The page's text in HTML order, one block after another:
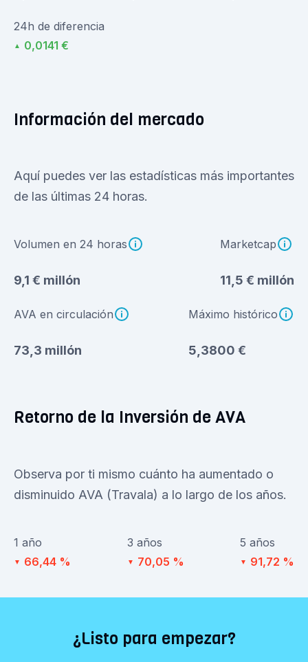
24h de diferencia
▲ 0,0141 €
Información del mercado
Aquí puedes ver las estadísticas más importantes
de las últimas 24 horas.
Volumen en 24 horas
9,1 € millón
Marketcap
11,5 € millón
AVA en circulación
73,3 millón
Máximo histórico
5,3800 €
Retorno de la Inversión de AVA
Observa por ti mismo cuánto ha aumentado o
disminuido AVA (Travala) a lo largo de los años.
1 año
▼ 66,44 %
3 años
▼ 70,05 %
5 años
▼ 91,72 %
¿Listo para empezar?